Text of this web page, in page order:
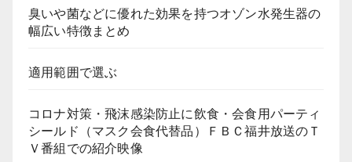
臭いや菌などに優れた効果を持つオゾン水発生器の
幅広い特徴まとめ
適用範囲で選ぶ
コロナ対策・飛沫感染防止に飲食・会食用パーティ
シールド（マスク会食代替品）ＦＢＣ福井放送のＴ
Ｖ番組での紹介映像